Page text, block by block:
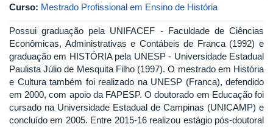
Curso: Mestrado Profissional em Ensino de História
Possui graduação pela UNIFACEF - Faculdade de Ciências
Econômicas, Administrativas e Contábeis de Franca (1992) e
graduação em HISTÓRIA pela UNESP - Universidade Estadual
Paulista Júlio de Mesquita Filho (1997). O mestrado em História
e Cultura também foi realizado na UNESP (Franca), defendido
em 2000, com apoio da FAPESP. O doutorado em Educação foi
cursado na Universidade Estadual de Campinas (UNICAMP) e
concluído em 2005. Entre 2015-16 realizou estágio pós-doutoral